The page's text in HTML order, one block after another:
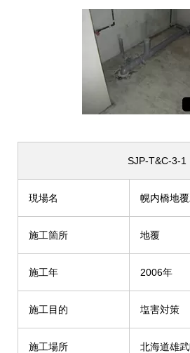
SJP-T&C-3-1
現場名 幌内橋地
施工箇所 地覆
施工年 2006年
施工目的 塩害対策
施工場所 北海道雄